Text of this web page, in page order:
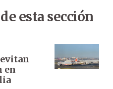
esta sección
en